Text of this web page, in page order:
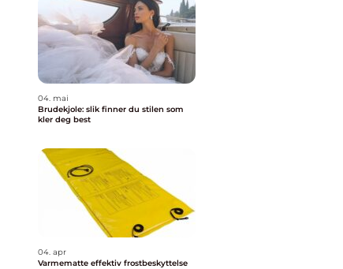
04. mai
Brudekjole: slik finner du stilen som
kler deg best
04. apr
Varmematte effektiv frostbeskyttelse